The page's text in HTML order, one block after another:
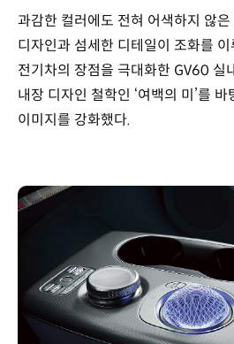
과감한 컬러에도 전혀 어색하지 않은
디자인과 섬세한 디테일이 조화를
전기차의 장점을 극대화한 GV60 실
내장 디자인 철학인 ‘여백의 미’를
이미지를 강화했다.